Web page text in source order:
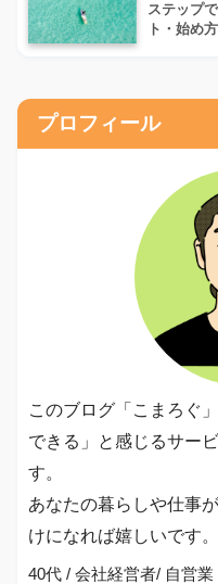
ステップ
ト・始め
プロフィール
このブログ「こまろぐ
できる」と感じるサー
す。
あなたの暮らしや仕事
けになれば嬉しいです。
40代 / 会社経営者/ 自営業